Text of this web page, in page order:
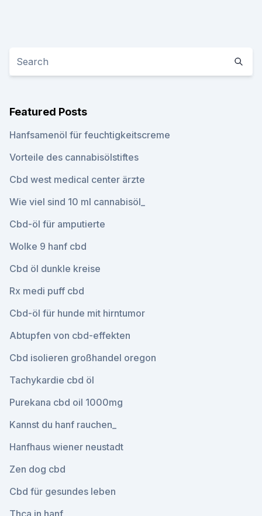
Featured Posts
Hanfsamenöl für feuchtigkeitscreme
Vorteile des cannabisölstiftes
Cbd west medical center ärzte
Wie viel sind 10 ml cannabisöl_
Cbd-öl für amputierte
Wolke 9 hanf cbd
Cbd öl dunkle kreise
Rx medi puff cbd
Cbd-öl für hunde mit hirntumor
Abtupfen von cbd-effekten
Cbd isolieren großhandel oregon
Tachykardie cbd öl
Purekana cbd oil 1000mg
Kannst du hanf rauchen_
Hanfhaus wiener neustadt
Zen dog cbd
Cbd für gesundes leben
Thca in hanf